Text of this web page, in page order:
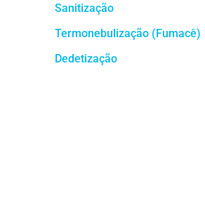
Sanitização
Termonebulização (Fumacê)
Dedetização